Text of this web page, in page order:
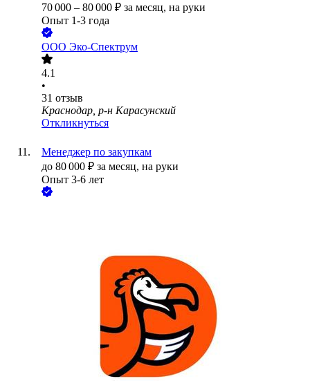
70 000 – 80 000 ₽ за месяц, на руки
Опыт 1-3 года
ООО Эко-Спектрум
4.1
•
31 отзыв
Краснодар, р-н Карасунский
Откликнуться
Менеджер по закупкам
до 80 000 ₽ за месяц, на руки
Опыт 3-6 лет